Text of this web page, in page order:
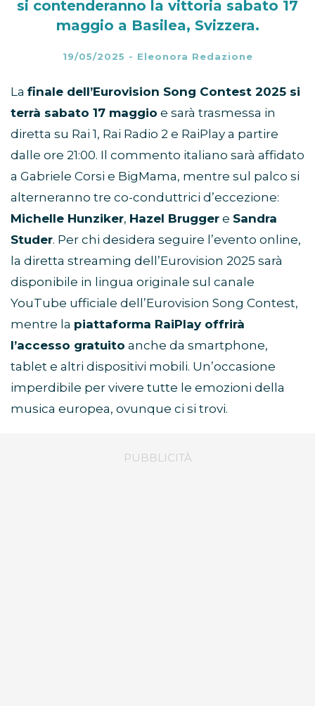
si contenderanno la vittoria sabato 17
maggio a Basilea, Svizzera.
19/05/2025 - Eleonora Redazione
La finale dell’Eurovision Song Contest 2025 si
terrà sabato 17 maggio e sarà trasmessa in
diretta su Rai 1, Rai Radio 2 e RaiPlay a partire
dalle ore 21:00. Il commento italiano sarà affidato
a Gabriele Corsi e BigMama, mentre sul palco si
alterneranno tre co-conduttrici d’eccezione:
Michelle Hunziker, Hazel Brugger e Sandra
Studer. Per chi desidera seguire l’evento online,
la diretta streaming dell’Eurovision 2025 sarà
disponibile in lingua originale sul canale
YouTube ufficiale dell’Eurovision Song Contest,
mentre la piattaforma RaiPlay offrirà
l’accesso gratuito anche da smartphone,
tablet e altri dispositivi mobili. Un’occasione
imperdibile per vivere tutte le emozioni della
musica europea, ovunque ci si trovi.